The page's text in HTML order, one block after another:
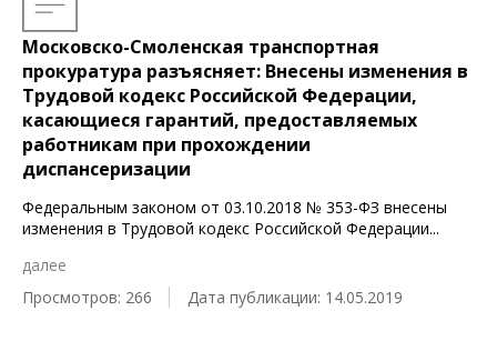
Московско-Смоленская транспортная
прокуратура разъясняет: Внесены изменения в
Трудовой кодекс Российской Федерации,
касающиеся гарантий, предоставляемых
работникам при прохождении
диспансеризации
Федеральным законом от 03.10.2018 № 353-ФЗ внесены
изменения в Трудовой кодекс Российской Федерации...
далее
Просмотров: 266
Дата публикации: 14.05.2019